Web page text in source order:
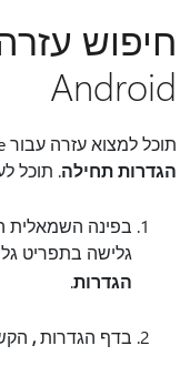
Android
תוכל למצוא עזרה עבור OneNote ב- Android על-ידי מעבר אל
הגדרות תחילה. תוכל
בפינה השמאלית
גלישה בתפריט
הגדרות.
בדף הגדרות,